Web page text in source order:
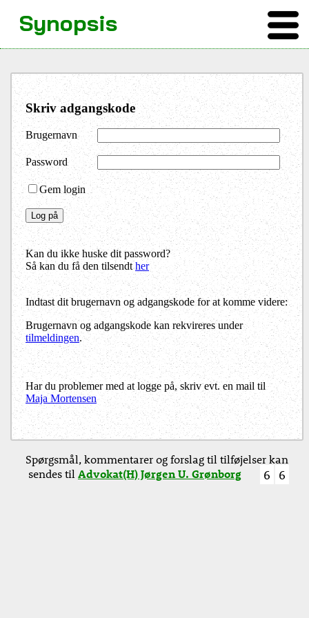
Skriv adgangskode
Brugernavn
Password
Gem login
Kan du ikke huske dit password?
Så kan du få den tilsendther
Indtast dit brugernavn og adgangskode for at komme videre:
Brugernavn og adgangskode kan rekvireres under
tilmeldingen.
Har du problemer med at logge på, skriv evt. en mail til
Maja Mortensen
Synopsis
Spørgsmål, kommentarer og forslag til tilføjelser kan
sendes tilAdvokat(H) Jørgen U. Grønborg 6 6